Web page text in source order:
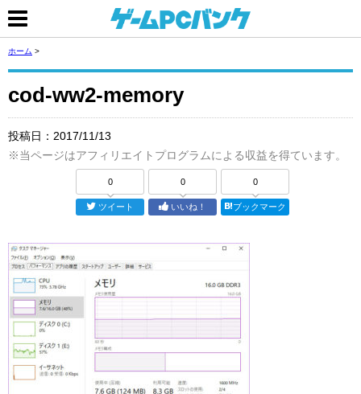
ホーム >
cod-ww2-memory
投稿日： 2017/11/13
※当ページはアフィリエイトプログラムによる収益を得ています。
0
ツイート
0
いいね！
0
ブックマーク